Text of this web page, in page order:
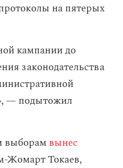
на пятерых
кампании до
законодательства
— подытожил
выборам вынес
Жомарт Токаев,